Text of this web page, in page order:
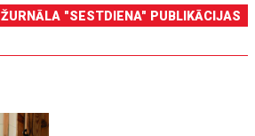
ŽURNĀLA "SESTDIENA" PUBLIKĀCIJAS